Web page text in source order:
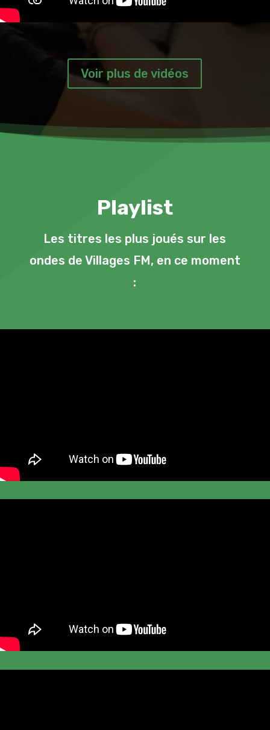
Voir plus de vidéos
Playlist
Les titres les plus joués sur les
ondes de Villages FM, en ce moment
: